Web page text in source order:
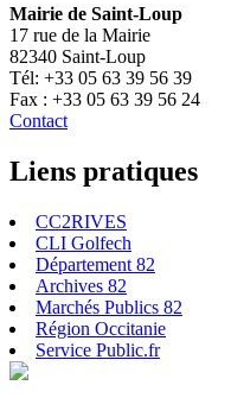
Mairie de Saint-Loup
17 rue de la Mairie
82340 Saint-Loup
Tél: +33 05 63 39 56 39
Fax : +33 05 63 39 56 24
Contact
Liens pratiques
CC2RIVES
CLI Golfech
Département 82
Archives 82
Marchés Publics 82
Région Occitanie
Service Public.fr